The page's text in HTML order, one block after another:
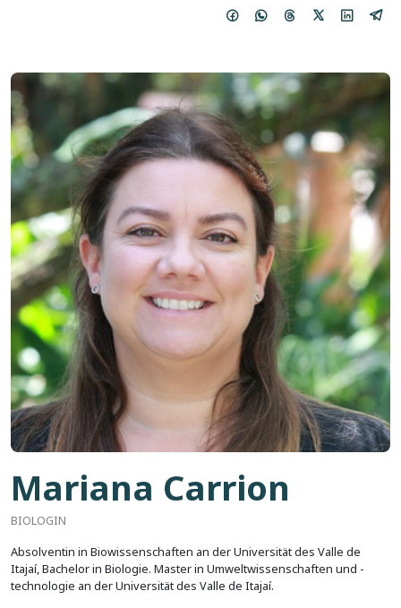
Imagem
Mariana Carrion
BIOLOGIN
Absolventin in Biowissenschaften an der Universität des Valle de
Itajaí, Bachelor in Biologie. Master in Umweltwissenschaften und -
technologie an der Universität des Valle de Itajaí.